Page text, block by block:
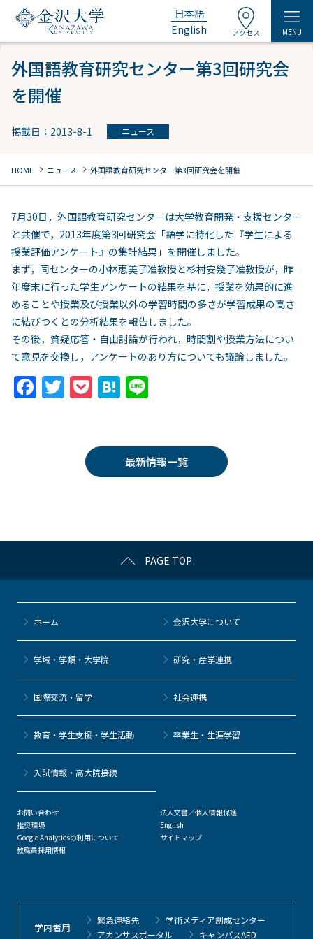
日本語
English
アクセス MENU
外国語教育研究センター第3回研究会
を開催
掲載日：2013-8-1 ニュース
HOME chevron_right ニュース chevron_right 外国語教育研究センター第3回研究会を開催
7月30日，外国語教育研究センターは大学教育開発・支援センター
と共催で，2013年度第3回研究会「語学に特化した『学生による
授業評価アンケート』の集計結果」を開催しました。
まず，同センターの小林恵美子准教授と杉村安幾子准教授が，昨
年度末に行った学生アンケートの結果を基に，授業を効果的に進
めることや授業及び授業以外の学習時間の多さが学習成果の高さ
に結びつくとの分析結果を報告しました。
その後，質疑応答・自由討論が行われ，時間割や授業方法につい
て意見を交換し，アンケートのあり方についても議論しました。
F
k
T
er
P
k
et
H
n
a
最新情報一覧
PAGE TOP
ホーム 金沢大学について
学域・学類・大学院 研究・産学連携
国際交流・留学 社会連携
教育・学生支援・学生活動 卒業生・生涯学習
⼊試情報・高大院接続
お問い合わせ
推奨環境
Google Analyticsの利用について
教職員採用情報
法人文書／個人情報保護
English
サイトマップ
学内者用
緊急連絡先
学術メディア創成センター
アカンサスポータル
キャンパスAED